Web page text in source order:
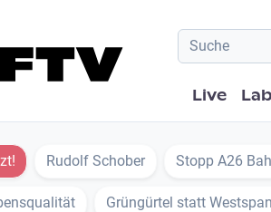
Live Lab
Rudolf Schober Stopp A26
Grüngürtel statt